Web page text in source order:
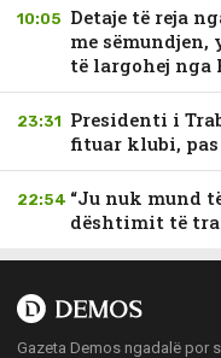
10:05 Detaje të reja
me
të largohej nga
23:31 Presidenti i
fituar klubi,
22:54 “Ju nuk mund
dështimit të
Gazeta Demos ngadalë por